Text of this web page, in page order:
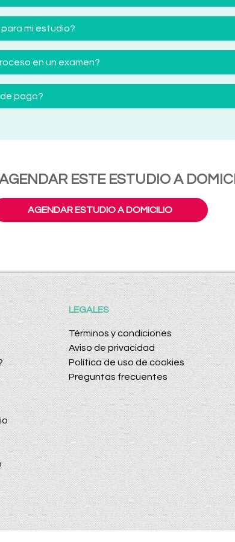
mi estudio?
en un examen?
pago?
ESTE ESTUDIO A
AGENDAR ESTUDIO A DOMICILIO
LEGALES
Términos y condiciones
Aviso de privacidad
Política de uso de cookies
Preguntas frecuentes